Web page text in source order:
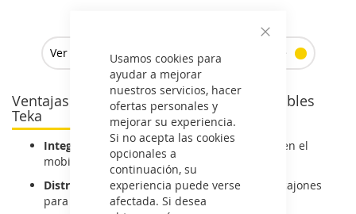
Cerrar
Usamos cookies para
ayudar a mejorar
nuestros servicios, hacer
ofertas personales y
mejorar su experiencia.
Si no acepta las cookies
opcionales a
continuación, su
experiencia puede verse
afectada. Si desea
Ver todos los frigoríficos combi integrables >
Ventajas de los frigoríficos combi integrables
Teka
Integración total: se ocultan perfectamente en el
mobiliario de cocina.
Distribución eficiente:bandejas de cristal y cajones
para cada tipo de alimento.